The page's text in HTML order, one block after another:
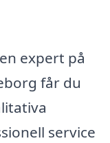
expert på
får du
service